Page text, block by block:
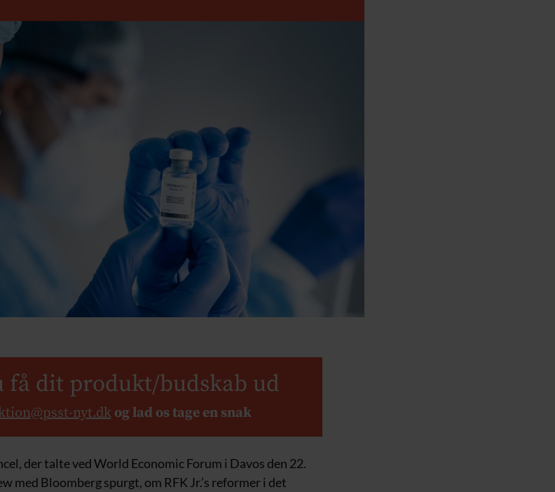
få dit produkt/budskab ud
nyt.dkog lad os tage en snak
der talte ved World Economic Forum i Davos den 22.
med Bloomberg spurgt, om RFK Jr.’s reformer i det